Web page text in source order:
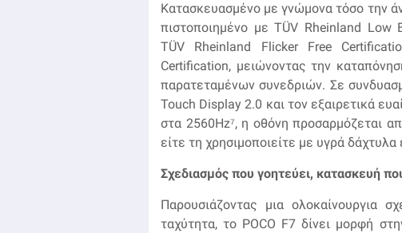
Κατασκευασμένο με γνώμονα τόσο την
πιστοποιημένο με TÜV Rheinland
TÜV Rheinland Flicker Free
Certification, μειώνοντας την
παρατεταμένων συνεδριών. Σε
Touch Display 2.0 και τον εξαιρετικά
στα 2560Hz⁷, η οθόνη προσαρμόζεται
είτε τη χρησιμοποιείτε με υγρά
Σχεδιασμός που γοητεύει, κατασκευή
Παρουσιάζοντας μια ολοκαίνουργια
ταχύτητα, το POCO F7 δίνει μορφή